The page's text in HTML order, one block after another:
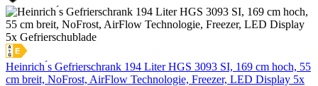
Heinrich ́s Gefrierschrank 194 Liter HGS 3093 SI, 169 cm hoch, 55
cm breit, NoFrost, AirFlow Technologie, Freezer, LED Display 5x